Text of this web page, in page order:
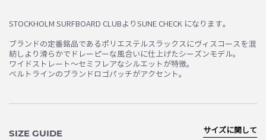
STOCKHOLM SURFBOARD CLUBよりSUNE CHECK になります。
ブランドの定番銘品であるポリエステルスラックスにヴィスコースを混
紡しより滑らかでドレーピーな風合いに仕上げたシーズンモデル。
ワイドストレート～セミフレアなシルエットが特徴。
ベルトラインのブランドロゴパッチがアクセント。
SIZE GUIDE サイズに関して